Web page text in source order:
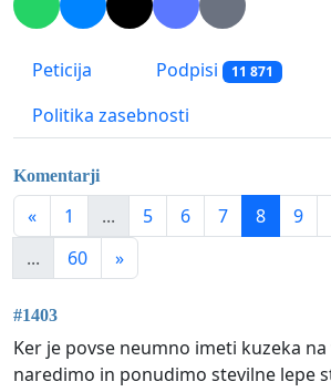
Peticija Podpisi 11 871
Politika zasebnosti
Komentarji
« 1 ... 5 6 7 8 9
...
60 »
#1403
Ker je povse neumno imeti kuzeka
naredimo in ponudimo stevilne lepe